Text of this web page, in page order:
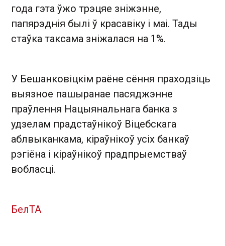
года гэта ўжо трэцяе зніжэнне,
папярэднія былі ў красавіку і маі. Тады
стаўка таксама зніжалася на 1%.
У Бешанковіцкім раёне сёння праходзіць
выязное пашыранае пасяджэнне
праўлення Нацыянальнага банка з
удзелам прадстаўнікоў Віцебскага
аблвыканкама, кіраўнікоў усіх банкаў
рэгіёна і кіраўнікоў прадпрыемстваў
вобласці.
БелТА